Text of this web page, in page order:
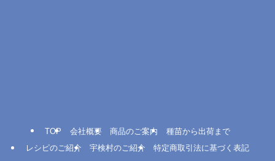
TOP 会社概要 商品のご案内
種苗から出荷まで
レシピのご紹介
宇検村のご紹介
特定商取引法に基づく表記